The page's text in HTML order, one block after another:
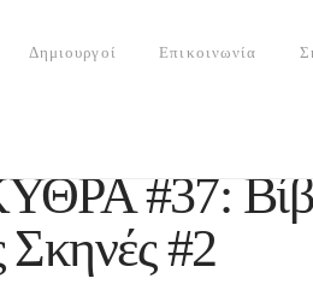
Δημιουργοί Επικοινωνία
#37:
#2